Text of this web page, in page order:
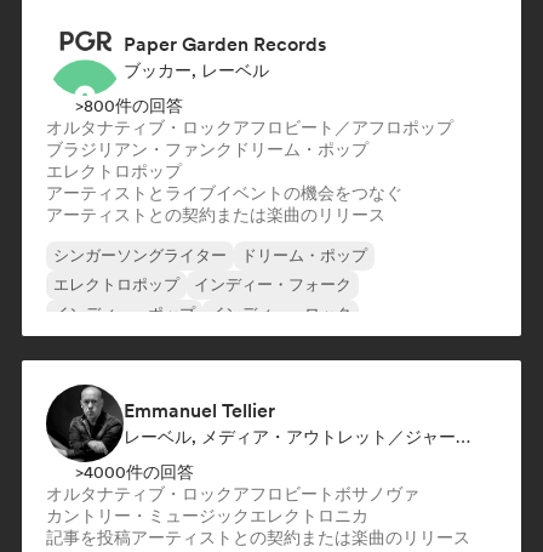
Paper Garden Records
ブッカー, レーベル
>800件の回答
オルタナティブ・ロックアフロビート／アフロポップ
ブラジリアン・ファンク ドリーム・ポップ
エレクトロポップ
アーティストとライブイベントの機会をつなぐ
アーティストとの契約または楽曲のリリース
シンガーソングライター
ドリーム・ポップ
エレクトロポップ
インディー・フォーク
インディー・ポップ
インディー・ロック
Emmanuel Tellier
レーベル, メディア・アウトレット／ジャーナリスト
>4000件の回答
オルタナティブ・ロックアフロビート ボサノヴァ
カントリー・ミュージックエレクトロニカ
記事を投稿アーティストとの契約または楽曲のリリース